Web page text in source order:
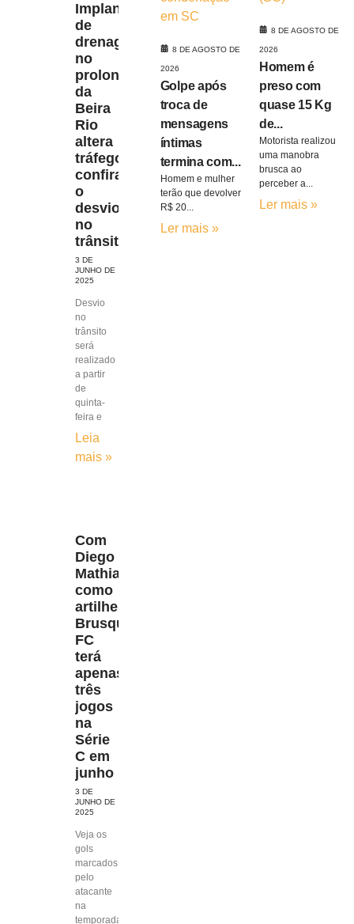
Implantação
de
drenagem
no
prolongamento
da
Beira
Rio
altera
tráfego;
confira
o
desvio
no
trânsito
3 DE
JUNHO DE
2025
Desvio
no
trânsito
será
realizado
a partir
de
quinta-
feira e
Leia
mais »
Com
Diego
Mathias
como
artilheiro,
Brusque
FC
terá
apenas
três
jogos
na
Série
C em
junho
3 DE
JUNHO DE
2025
Veja os
gols
marcados
pelo
atacante
na
temporada
8 DE AGOSTO DE
2026
Golpe após
troca de
mensagens
íntimas
termina com...
Homem e mulher
terão que devolver
R$ 20...
Ler mais »
8 DE AGOSTO DE
2026
Homem é
preso com
quase 15 Kg
de...
Motorista realizou
uma manobra
brusca ao
perceber a...
Ler mais »